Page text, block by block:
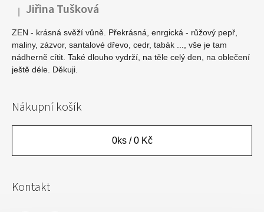
Hodnocení produktu je 5 z 5 hvězdiček.
Jiřina Tušková
ZEN - krásná svěží vůně. Překrásná, enrgická - růžový pepř,
maliny, zázvor, santalové dřevo, cedr, tabák ..., vše je tam
nádherně cítit. Také dlouho vydrží, na těle celý den, na oblečení
ještě déle. Děkuji.
Nákupní košík
0ks /0 Kč
Kontakt